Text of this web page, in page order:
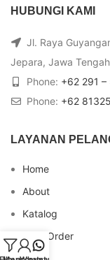
HUBUNGI KAMI
Jl. Raya
Jepara, Jawa
Phone: +62 291
Phone: +62
LAYANAN
Home
About
Katalog
Cara Order